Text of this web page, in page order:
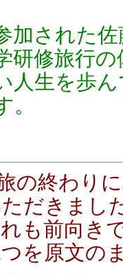
加された
研修旅行
人生を歩
。
の終わり
だきまし
向きで
を原文の